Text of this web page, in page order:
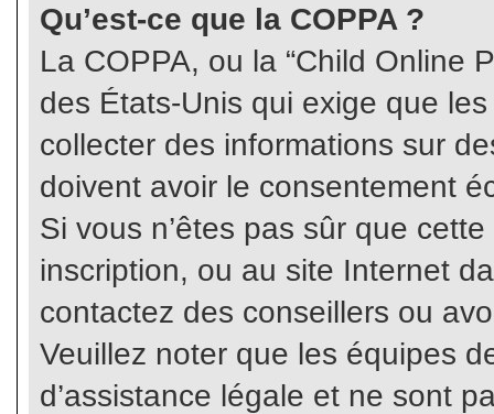
Qu’est-ce que la COPPA ?
La COPPA, ou la “Child Online
des États-Unis qui exige que
collecter des informations sur
doivent avoir le consentement
Si vous n’êtes pas sûr que
inscription, ou au site Internet
contactez des conseillers ou
Veuillez noter que les équipes
d’assistance légale et ne sont